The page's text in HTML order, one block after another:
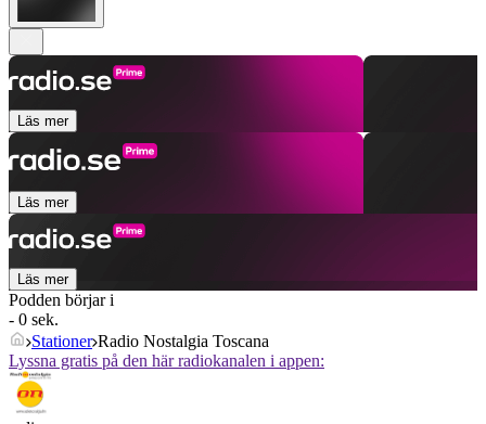
Läs mer
Läs mer
Läs mer
Podden börjar i
- 0 sek.
Stationer Radio Nostalgia Toscana
Lyssna gratis på den här radiokanalen i appen: